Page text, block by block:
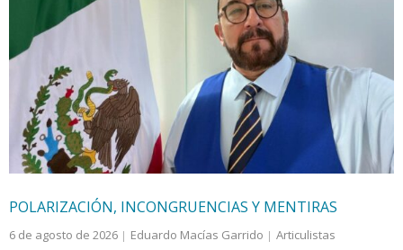
POLARIZACIÓN, INCONGRUENCIAS Y MENTIRAS
6 de agosto de 2026 Eduardo Macías Garrido
Articulistas